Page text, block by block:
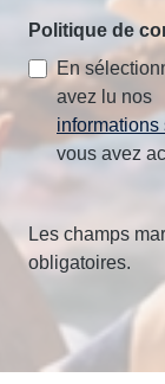
Politique de
En
avez lu nos
informations
vous avez
Les champs
obligatoires.